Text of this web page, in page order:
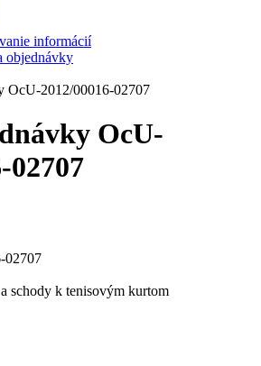
informácií
objednávky
OcU-2012/00016-02707
OcU-
02707
02707
schody k tenisovým kurtom